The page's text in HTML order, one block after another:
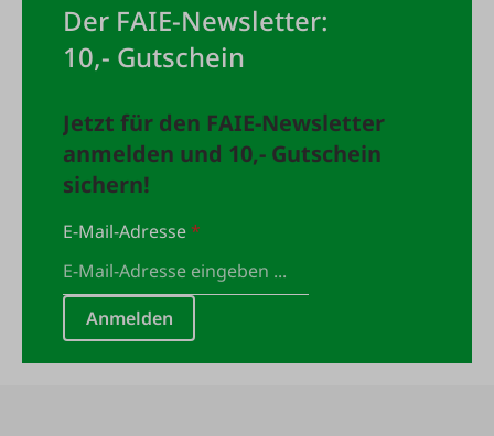
Der FAIE-Newsletter:
10,- Gutschein
Jetzt für den FAIE-Newsletter
anmelden und 10,- Gutschein
sichern!
E-Mail-Adresse*
Anmelden